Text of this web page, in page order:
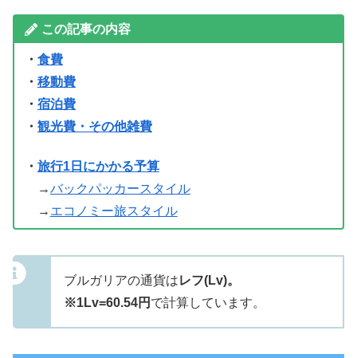
この記事の内容
・ 食費
・ 移動費
・ 宿泊費
・ 観光費・その他雑費
・ 旅行1日にかかる予算
→バックパッカースタイル
→ エコノミー旅スタイル
ブルガリアの通貨はレフ(Lv)。
※1Lv=60.54円 で計算しています。